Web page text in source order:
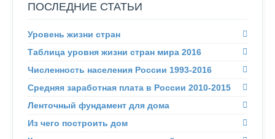
ПОСЛЕДНИЕ СТАТЬИ
Уровень жизни стран
Таблица уровня жизни стран мира 2016
Численность населения России 1993-2016
Средняя заработная плата в России 2010-2015
Ленточный фундамент для дома
Из чего построить дом